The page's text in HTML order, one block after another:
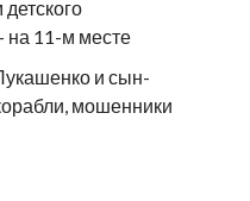
на 11-м месте
и сын-
мошенники